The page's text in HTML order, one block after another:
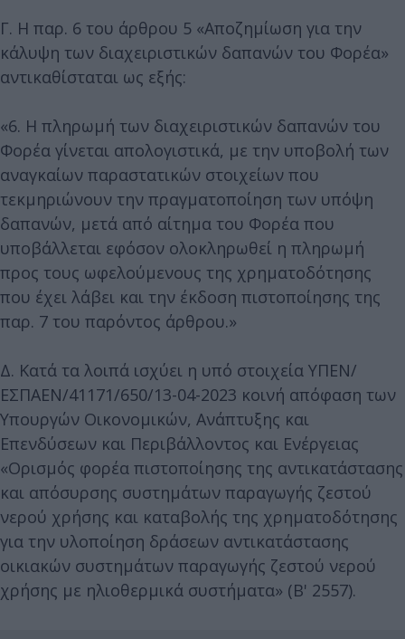
Γ. Η παρ. 6 του άρθρου 5 «Αποζημίωση για την
κάλυψη των διαχειριστικών δαπανών του Φορέα»
αντικαθίσταται ως εξής:
«6. Η πληρωμή των διαχειριστικών δαπανών του
Φορέα γίνεται απολογιστικά, με την υποβολή των
αναγκαίων παραστατικών στοιχείων που
τεκμηριώνουν την πραγματοποίηση των υπόψη
δαπανών, μετά από αίτημα του Φορέα που
υποβάλλεται εφόσον ολοκληρωθεί η πληρωμή
προς τους ωφελούμενους της χρηματοδότησης
που έχει λάβει και την έκδοση πιστοποίησης της
παρ. 7 του παρόντος άρθρου.»
Δ. Κατά τα λοιπά ισχύει η υπό στοιχεία ΥΠΕΝ/
ΕΣΠΑΕΝ/41171/650/13-04-2023 κοινή απόφαση των
Υπουργών Οικονομικών, Ανάπτυξης και
Επενδύσεων και Περιβάλλοντος και Ενέργειας
«Ορισμός φορέα πιστοποίησης της αντικατάστασης
και απόσυρσης συστημάτων παραγωγής ζεστού
νερού χρήσης και καταβολής της χρηματοδότησης
για την υλοποίηση δράσεων αντικατάστασης
οικιακών συστημάτων παραγωγής ζεστού νερού
χρήσης με ηλιοθερμικά συστήματα» (Β' 2557).